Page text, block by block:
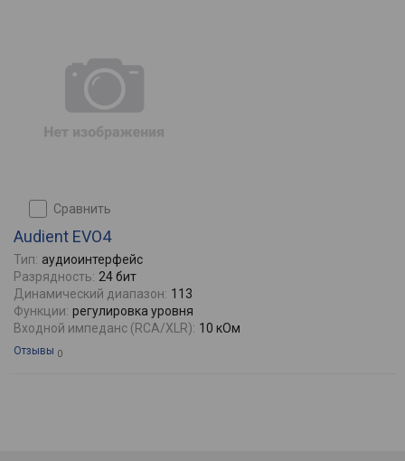
сравнить
Audient EVO4
Тип: аудиоинтерфейс
Разрядность: 24 бит
Динамический диапазон: 113
Функции: регулировка уровня
Входной импеданс (RCA/XLR): 10 кОм
Отзывы 0